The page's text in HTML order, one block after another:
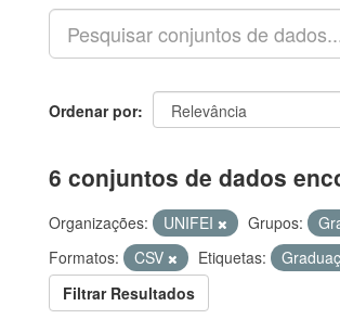
Ordenar por
6 conjuntos de dados
Organizações: UNIFEI Grupos:
Formatos:
CSV Etiquetas:
Filtrar Resultados